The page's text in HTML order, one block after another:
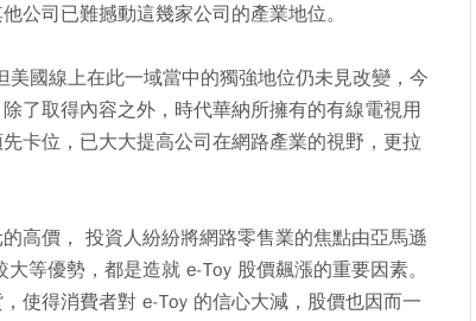
公司已難撼動這幾家公司的產業地位。
國線上在此一域當中的獨強地位仍未見改變，今
了取得內容之外，時代華納所擁有的有線電視用
卡位，已大大提高公司在網路產業的視野，更拉
高價， 投資人紛紛將網路零售業的焦點由亞馬遜
等優勢，都是造就 e-Toy 股價飆漲的重要因素。
使得消費者對 e-Toy 的信心大減，股價也因而一